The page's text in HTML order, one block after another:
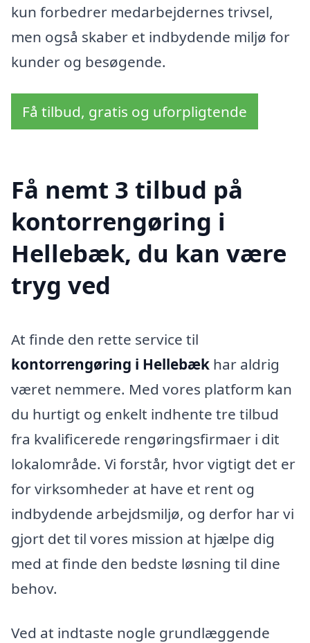
kun forbedrer medarbejdernes trivsel,
men også skaber et indbydende miljø for
kunder og besøgende.
Få tilbud, gratis og uforpligtende
Få nemt 3 tilbud på
kontorrengøring i
Hellebæk, du kan være
tryg ved
At finde den rette service til
kontorrengøring i Hellebæk har aldrig
været nemmere. Med vores platform kan
du hurtigt og enkelt indhente tre tilbud
fra kvalificerede rengøringsfirmaer i dit
lokalområde. Vi forstår, hvor vigtigt det er
for virksomheder at have et rent og
indbydende arbejdsmiljø, og derfor har vi
gjort det til vores mission at hjælpe dig
med at finde den bedste løsning til dine
behov.
Ved at indtaste nogle grundlæggende